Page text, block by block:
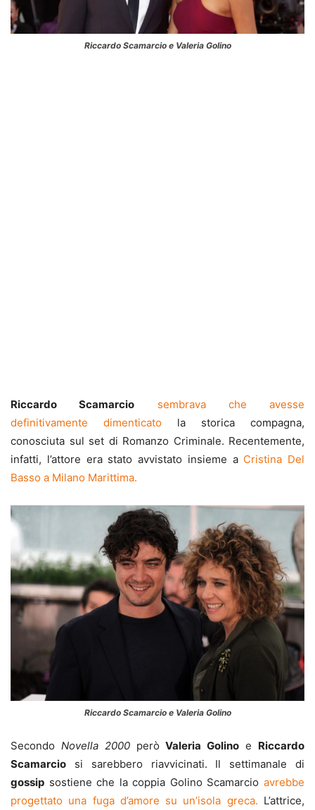
Riccardo Scamarcio e Valeria Golino
Riccardo Scamarcio
sembrava che avesse
definitivamente dimenticato la storica compagna,
conosciuta sul set di Romanzo Criminale. Recentemente,
infatti, l’attore era stato avvistato insieme aCristina Del
Basso a Milano Marittima.
Riccardo Scamarcio e Valeria Golino
Secondo Novella 2000peròValeria Golino e Riccardo
Scamarcio si sarebbero riavvicinati. Il settimanale di
gossip sostiene che la coppia Golino Scamarcio avrebbe
progettato una fuga d’amore su un’isola greca. L’attrice,